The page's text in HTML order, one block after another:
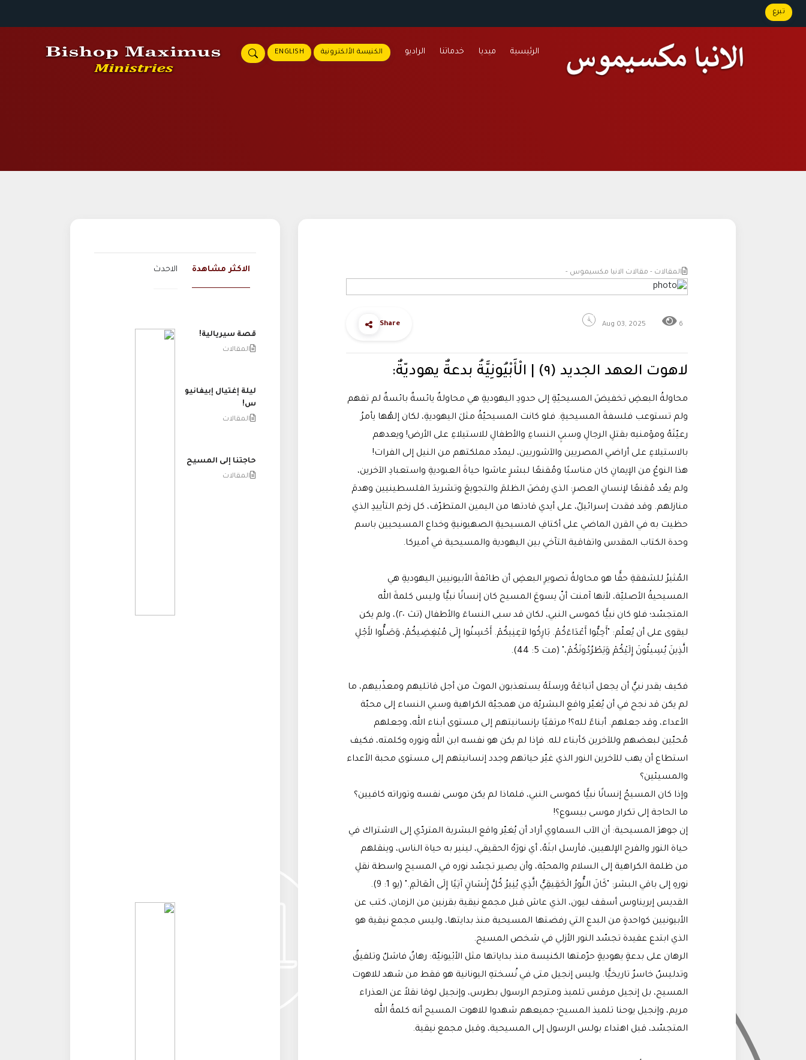
تبرع
ENGLISH الكنيسة الألكترونية الراديو خدماتنا ميديا الرئيسية
المقالات - مقالات الانبا مكسيموس -
Aug 03, 2025 6
Share
لاهوت العهد الجديد (٩) | الْأَبْيُونِيَّةُ بدعةٌ يهوديّةٌ:
محاولةُ البعضِ تخفيضَ المسيحيّةِ إلى حدودِ اليهوديةِ هي محاولةٌ يائسةٌ بائسةٌ لم تفهم
ولم تستوعب فلسفةَ المسيحيةِ. فلو كانت المسيحيّةُ مثلَ اليهوديةِ، لكان إلهُها يأمرُ
رعيّتَهُ ومؤمنيه بقتلِ الرجالِ وسبيِ النساءِ والأطفالِ للاستيلاءِ على الأرض! ويعدهم
بالاستيلاءِ على أراضي المصريين والآشوريين، ليمدّد مملكتهم من النيل إلى الفرات!
هذا النوعُ من الإيمانِ كان مناسبًا ومُقنعًا لبشرٍ عاشوا حياةَ العبوديةِ واستعبادِ الآخرين،
ولم يعُد مُقنعًا لإنسانِ العصرِ: الذي رفضَ الظلمَ والتجويعَ وتشريدَ الفلسطينيين وهدمَ
منازلهم. وقد فقدت إسرائيلُ، على أيدي قادتها من اليمين المتطرّف، كل زخمِ التأييدِ الذي
حظيت به في القرن الماضي على أكتافِ المسيحيةِ الصهيونيةِ وخداع المسيحيين باسم
وحدة الكتاب المقدس واتفاقية التآخي بين اليهودية والمسيحية في أميركا.
المُثيرُ للشفقةِ حقًّا هو محاولةُ تصويرِ البعضِ أن طائفةَ الأبيونيين اليهوديةِ هي
المسيحيةُ الأصليّة، لأنها آمنت أنّ يسوعَ المسيح كان إنسانًا نبيًّا وليس كلمةَ الله
المتجسّد؛ فلو كان نبيًّا كموسى النبي، لكان قد سبى النساءَ والأطفال (تث ٢٠)، ولم يكن
ليقوى على أن يُعلّم: "أَحِبُّوا أَعْدَاءَكُمْ. بَارِكُوا لاَعِنِيكُمْ. أَحْسِنُوا إِلَى مُبْغِضِيكُمْ، وَصَلُّوا لأَجْلِ
الَّذِينَ يُسِيئُونَ إِلَيْكُمْ وَيَطْرُدُونَكُمْ،" (مت 5: 44).
فكيف يقدر نبيٌّ أن يجعل أتباعَهُ ورسلَهُ يستعذبون الموتَ من أجل قاتليهم ومعذّبيهم، ما
لم يكن قد نجح في أن يُغيّر واقع البشريّة من همجيّة الكراهية وسبي النساء إلى محبّة
الأعداء، وقد جعلهم. أبناءً لله؟! مرتقيًا بإنسانيتهم إلى مستوى أبناء الله، وجعلهم
مُحبّين لبعضهم وللآخرين كأبناء لله. فإذا لم يكن هو نفسه ابن الله ونوره وكلمته، فكيف
استطاع أن يهب للآخرين النور الذي غيّر حياتهم وجدد إنسانيتهم إلى مستوى محبة الأعداء
والمسيئين؟
وإذا كان المسيحُ إنسانًا نبيًّا كموسى النبي، فلماذا لم يكن موسى نفسه وتوراته كافيين؟
ما الحاجة إلى تكرار موسى بيسوع؟!
إن جوهرَ المسيحية: أن الآب السماوي أراد أن يُغيّر واقع البشرية المتردّي إلى الاشتراك في
حياة النور والفرح الإلهيين، فأرسل ابنَهُ، أي نورَهُ الحقيقي، لينير به حياة الناس، وينقلهم
من ظلمة الكراهية إلى السلام والمحبّة، وأن يصير تجسّد نوره في المسيح واسطة نقلِ
نورهِ إلى باقي البشر: "كَانَ النُّورُ الْحَقِيقِيُّ الَّذِي يُنِيرُ كُلَّ إِنْسَانٍ آتِيًا إِلَى الْعَالَمِ." (يو 1: 9).
القديس إيريناوس أسقف ليون، الذي عاش قبل مجمع نيقية بقرنين من الزمان، كتب عن
الأبيونيين كواحدةٍ من البدع التي رفضتها المسيحية منذ بدايتها، وليس مجمع نيقية هو
الذي ابتدع عقيدة تجسّد النور الأزلي في شخص المسيح.
الرهان على بدعةٍ يهوديةٍ حرّمتها الكنيسة منذ بداياتها مثل الأبْيونيّة: رهانٌ فاشلٌ وتلفيقٌ
وتدليسٌ خاسرٌ تاريخيًّا. وليس إنجيل متى في نُسختهِ اليونانية هو فقط من شهد للاهوت
المسيح، بل إنجيل مرقس تلميذ ومترجم الرسول بطرس، وإنجيل لوقا نقلاً عن العذراء
مريم، وإنجيل يوحنا تلميذ المسيح؛ جميعهم شهدوا للاهوت المسيح أنه كلمةُ الله
المتجسّد، قبل اهتداء بولس الرسول إلى المسيحية، وقبل مجمع نيقية.
الاكثر مشاهدة الاحدث
قصة سيريالية!
المقالات
ليلة إغتيال إبيفانيو
س!
المقالات
حاجتنا إلى المسيح
المقالات